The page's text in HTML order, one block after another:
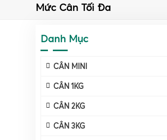
Mức Cân Tối Đa
Danh Mục
CÂN MINI
CÂN 1KG
CÂN 2KG
CÂN 3KG